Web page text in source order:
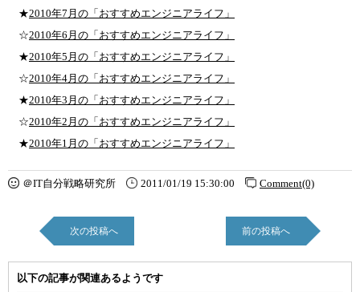
★2010年7月の「おすすめエンジニアライフ」
☆2010年6月の「おすすめエンジニアライフ」
★2010年5月の「おすすめエンジニアライフ」
☆2010年4月の「おすすめエンジニアライフ」
★2010年3月の「おすすめエンジニアライフ」
☆2010年2月の「おすすめエンジニアライフ」
★2010年1月の「おすすめエンジニアライフ」
＠IT自分戦略研究所 2011/01/19 15:30:00 Comment(0)
次の投稿へ 前の投稿へ
以下の記事が関連あるようです